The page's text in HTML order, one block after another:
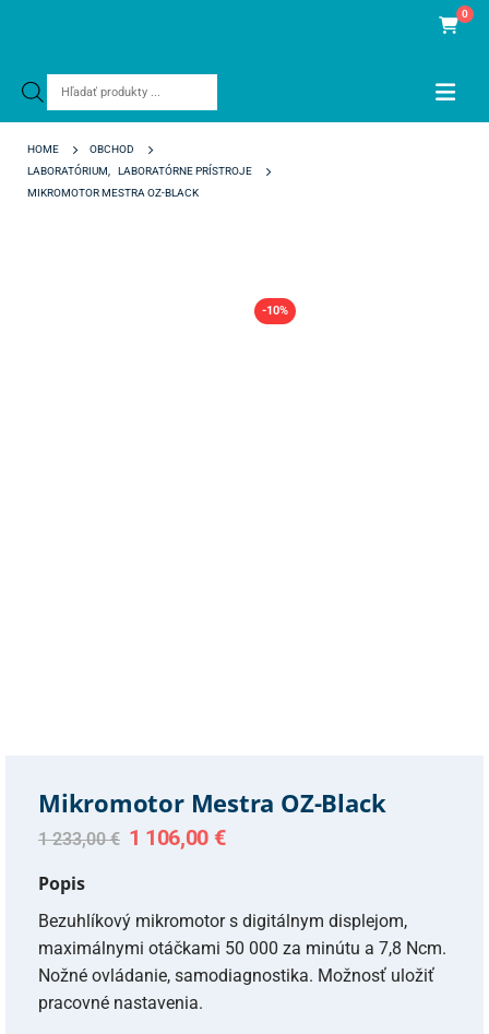
Products
0
HOME
OBCHOD
LABORATÓRIUM
LABORATÓRNE PRÍSTROJE
MIKROMOTOR MESTRA OZ-BLACK
-10%
Mikromotor Mestra OZ-Black
1 233,00€ Original
233,00 €.
1 106,00 €Current
106,00 €.
Popis
Bezuhlíkový mikromotor s digitálnym displejom,
maximálnymi otáčkami 50 000 za minútu a 7,8 Ncm.
Nožné ovládanie, samodiagnostika. Možnosť uložiť
pracovné nastavenia.